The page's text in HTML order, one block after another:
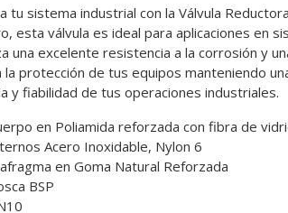
tu sistema industrial con la Válvula
esta válvula es ideal para aplicaciones en
una excelente resistencia a la corrosión y
la protección de tus equipos manteniendo
y fiabilidad de tus operaciones industriales.
en Poliamida reforzada con fibra de
Acero Inoxidable, Nylon 6
en Goma Natural Reforzada
BSP